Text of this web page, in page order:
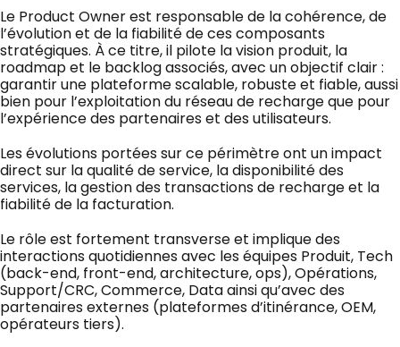
Le Product Owner est responsable de la cohérence, de
l’évolution et de la fiabilité de ces composants
stratégiques. À ce titre, il pilote la vision produit, la
roadmap et le backlog associés, avec un objectif clair :
garantir une plateforme scalable, robuste et fiable, aussi
bien pour l’exploitation du réseau de recharge que pour
l’expérience des partenaires et des utilisateurs.
Les évolutions portées sur ce périmètre ont un impact
direct sur la qualité de service, la disponibilité des
services, la gestion des transactions de recharge et la
fiabilité de la facturation.
Le rôle est fortement transverse et implique des
interactions quotidiennes avec les équipes Produit, Tech
(back-end, front-end, architecture, ops), Opérations,
Support/CRC, Commerce, Data ainsi qu’avec des
partenaires externes (plateformes d’itinérance, OEM,
opérateurs tiers).